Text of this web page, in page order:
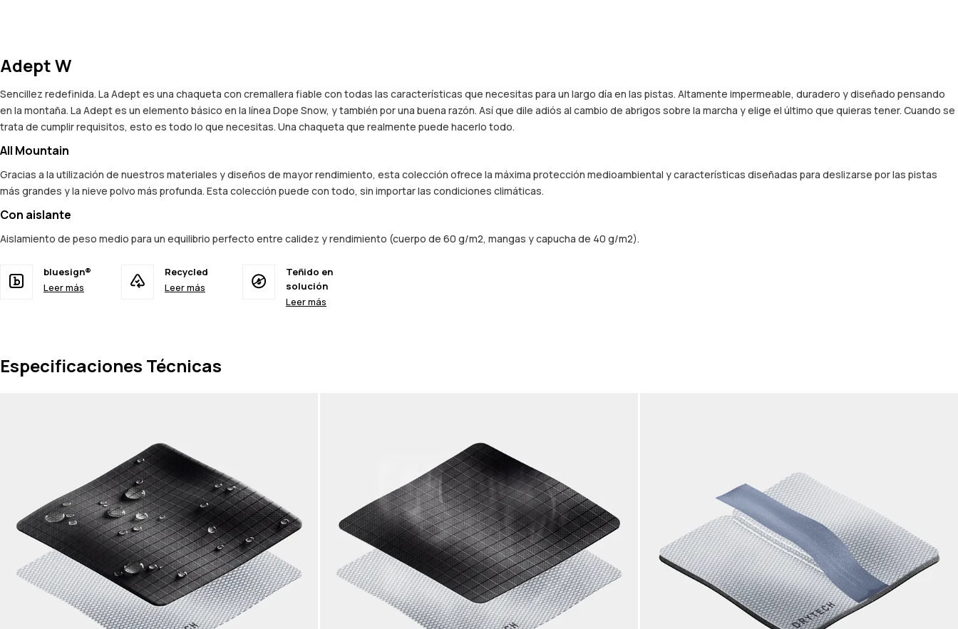
Adept W
Sencillez redefinida. La Adept es una chaqueta con cremallera fiable con todas las características que necesitas para un largo día en las pistas. Altamente impermeable, duradero y diseñado pensando
en la montaña. La Adept es un elemento básico en la línea Dope Snow, y también por una buena razón. Así que dile adiós al cambio de abrigos sobre la marcha y elige el último que quieras tener. Cuando se
trata de cumplir requisitos, esto es todo lo que necesitas. Una chaqueta que realmente puede hacerlo todo.
All Mountain
Gracias a la utilización de nuestros materiales y diseños de mayor rendimiento, esta colección ofrece la máxima protección medioambiental y características diseñadas para deslizarse por las pistas
más grandes y la nieve polvo más profunda. Esta colección puede con todo, sin importar las condiciones climáticas.
Con aislante
Aislamiento de peso medio para un equilibrio perfecto entre calidez y rendimiento (cuerpo de 60 g/m2, mangas y capucha de 40 g/m2).
bluesign®
Leer más
Recycled
Leer más
Teñido en
solución
Leer más
Especificaciones Técnicas